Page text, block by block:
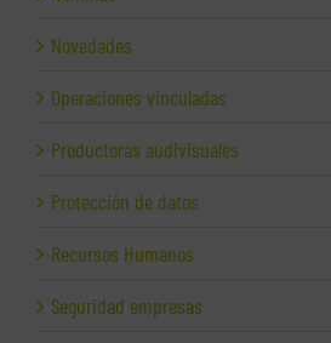
Novedades
Operaciones vinculadas
Productoras audivisuales
Protección de datos
Recursos Humanos
Seguridad empresas